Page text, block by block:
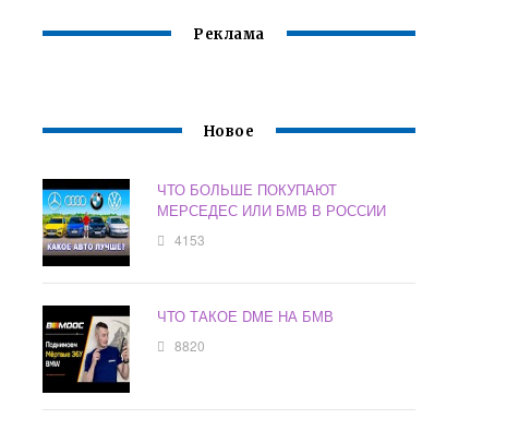
Реклама
Новое
ЧТО БОЛЬШЕ ПОКУПАЮТ
МЕРСЕДЕС ИЛИ БМВ В РОССИИ
4153
ЧТО ТАКОЕ DME НА БМВ
8820